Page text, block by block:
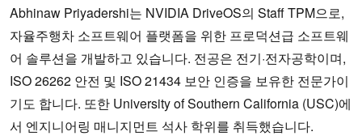
Abhinaw Priyadershi는 NVIDIA DriveOS의 Staff TPM으로,
자율주행차 소프트웨어 플랫폼을 위한 프로덕션급 소프트웨
어 솔루션을 개발하고 있습니다. 전공은 전기·전자공학이며,
ISO 26262 안전 및 ISO 21434 보안 인증을 보유한 전문가이
기도 합니다. 또한 University of Southern California (USC)에
서 엔지니어링 매니지먼트 석사 학위를 취득했습니다.